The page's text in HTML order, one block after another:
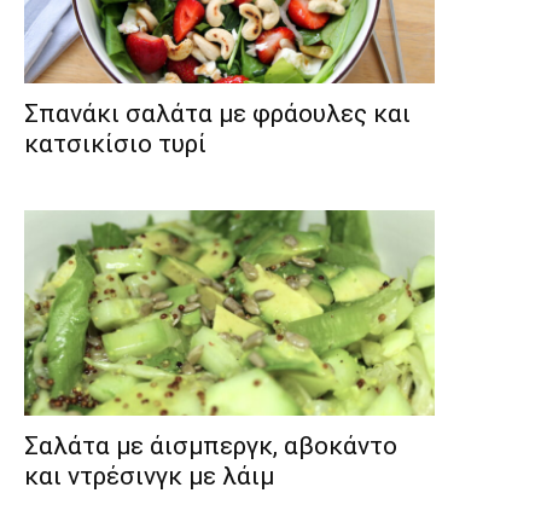
Σπανάκι σαλάτα με φράουλες και
κατσικίσιο τυρί
Σαλάτα με άισμπεργκ, αβοκάντο
και ντρέσινγκ με λάιμ